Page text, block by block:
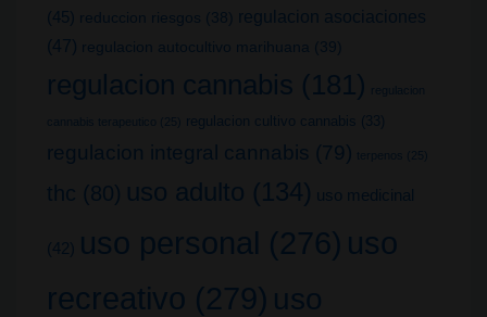
(45) reduccion riesgos (38)
regulacion asociaciones
(47) regulacion autocultivo marihuana (39)
regulacion cannabis (181) regulacion
cannabis terapeutico (25) regulacion cultivo cannabis (33)
regulacion integral cannabis (79) terpenos (25)
thc (80) uso adulto (134) uso medicinal
(42) uso personal (276) uso
recreativo (279) uso